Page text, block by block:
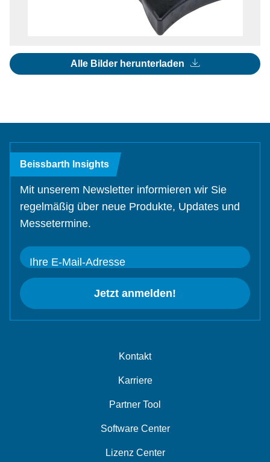
Alle Bilder herunterladen
Kontakt
Karriere
Partner Tool
Software Center
Lizenz Center
Beissbarth Insights
Mit unserem Newsletter informieren wir Sie
regelmäßig über neue Produkte, Updates und
Messetermine.
Ihre E-Mail-Adresse
Jetzt anmelden!